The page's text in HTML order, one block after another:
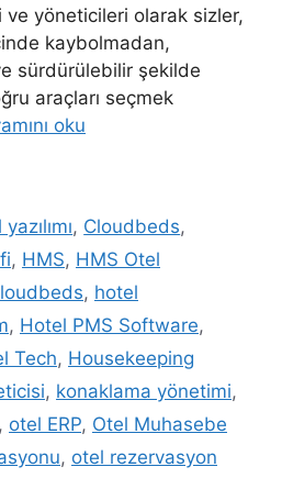
yöneticileri olarak sizler,
kaybolmadan,
sürdürülebilir şekilde
araçları seçmek
oku
, Cloudbeds,
, HMS, HMS Otel
, hotel
, Hotel PMS Software,
Tech, Housekeeping
, konaklama yönetimi,
, otel ERP, Otel Muhasebe
, otel rezervasyon